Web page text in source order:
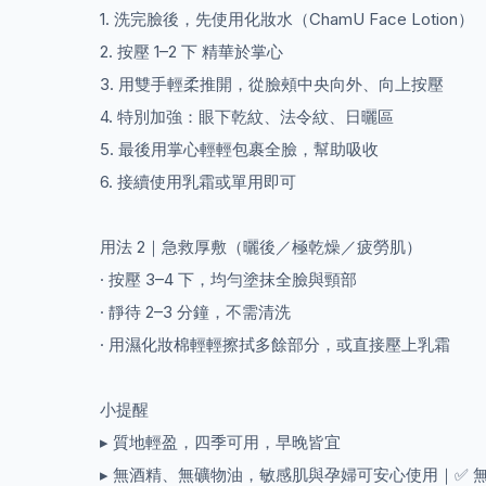
​1. 洗完臉後，先使用化妝水（ChamU Face Lotion）
2. 按壓 1–2 下 精華於掌心
3. 用雙手輕柔推開，從臉頰中央向外、向上按壓
4. 特別加強：眼下乾紋、法令紋、日曬區
5. 最後用掌心輕輕包裹全臉，幫助吸收
6. 接續使用乳霜或單用即可
用法 2｜急救厚敷（曬後／極乾燥／疲勞肌）
· 按壓 3–4 下，均勻塗抹全臉與頸部
· 靜待 2–3 分鐘，不需清洗
· 用濕化妝棉輕輕擦拭多餘部分，或直接壓上乳霜
小提醒
▸ 質地輕盈，四季可用，早晚皆宜
▸ 無酒精、無礦物油，敏感肌與孕婦可安心使用｜✅